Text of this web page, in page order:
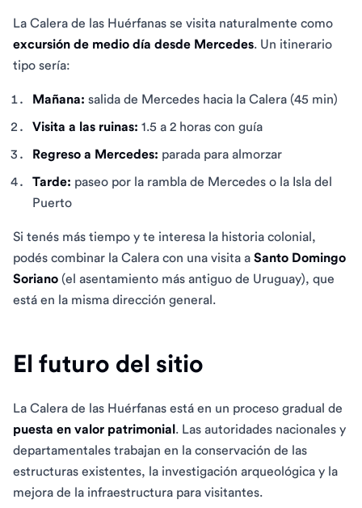
La Calera de las Huérfanas se visita naturalmente como
excursión de medio día desde Mercedes. Un itinerario
tipo sería:
Mañana: salida de Mercedes hacia la Calera (45 min)
Visita a las ruinas: 1.5 a 2 horas con guía
Regreso a Mercedes: parada para almorzar
Tarde: paseo por la rambla de Mercedes o la Isla del
Puerto
Si tenés más tiempo y te interesa la historia colonial,
podés combinar la Calera con una visita a Santo Domingo
Soriano (el asentamiento más antiguo de Uruguay), que
está en la misma dirección general.
El futuro del sitio
La Calera de las Huérfanas está en un proceso gradual de
puesta en valor patrimonial. Las autoridades nacionales y
departamentales trabajan en la conservación de las
estructuras existentes, la investigación arqueológica y la
mejora de la infraestructura para visitantes.